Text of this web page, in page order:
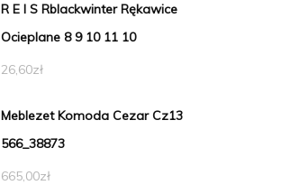
R E I S Rblackwinter Rękawice
Ocieplane 8 9 10 11 10
26,60zł
Meblezet Komoda Cezar Cz13
566_38873
665,00zł